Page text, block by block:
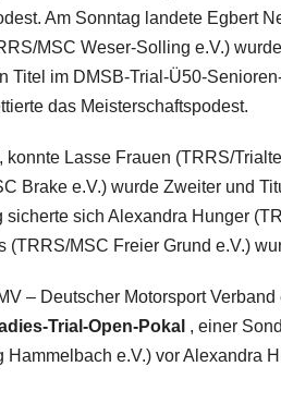
Am Sonntag landete Egbert
MSC Weser-Solling e.V.)
Titel im DMSB-Trial-Ü50-
das Meisterschaftspodest.
, konnte Lasse Frauen (TRRS/
Brake e.V.) wurde Zweiter und
sicherte sich Alexandra Hunger
(TRRS/MSC Freier Grund e.V.)
– Deutscher Motorsport
Trial-Open-Pokal , einer
Hammelbach e.V.) vor Alexandra